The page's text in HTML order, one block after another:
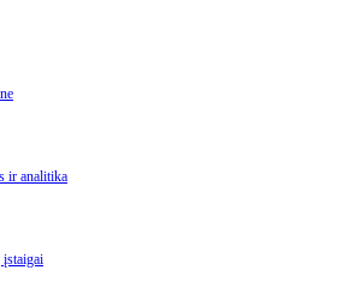
ir analitika
įstaigai